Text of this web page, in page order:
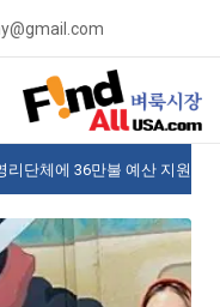
단체에 36만불 예산 지원